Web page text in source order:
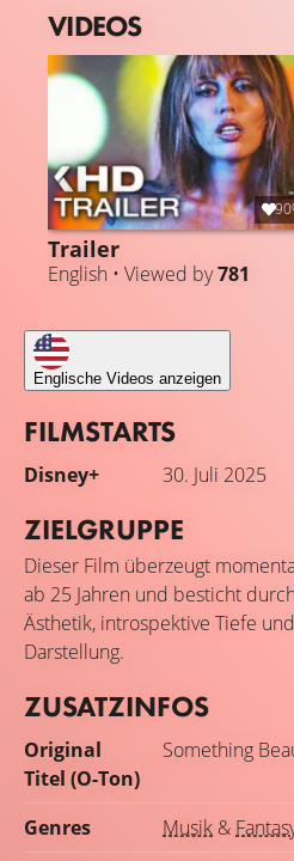
VIDEOS
Trailer
English • Viewed by781
Englische Videos anzeigen
FILMSTARTS
Disney+ 30. Juli 2025
ZIELGRUPPE
Dieser Film überzeugt
ab 25 Jahren und besticht
Ästhetik, introspektive Tiefe
Darstellung.
ZUSATZINFOS
Original
Titel (O-Ton)
Something
Genres Musik &